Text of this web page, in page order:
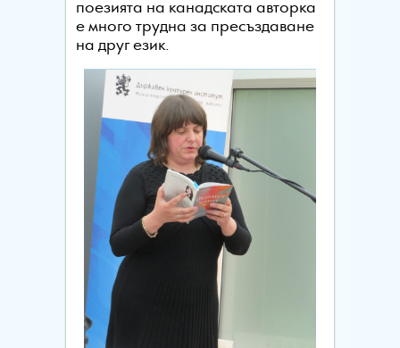
поезията на канадската авторка
е много трудна за пресъздаване
на друг език.